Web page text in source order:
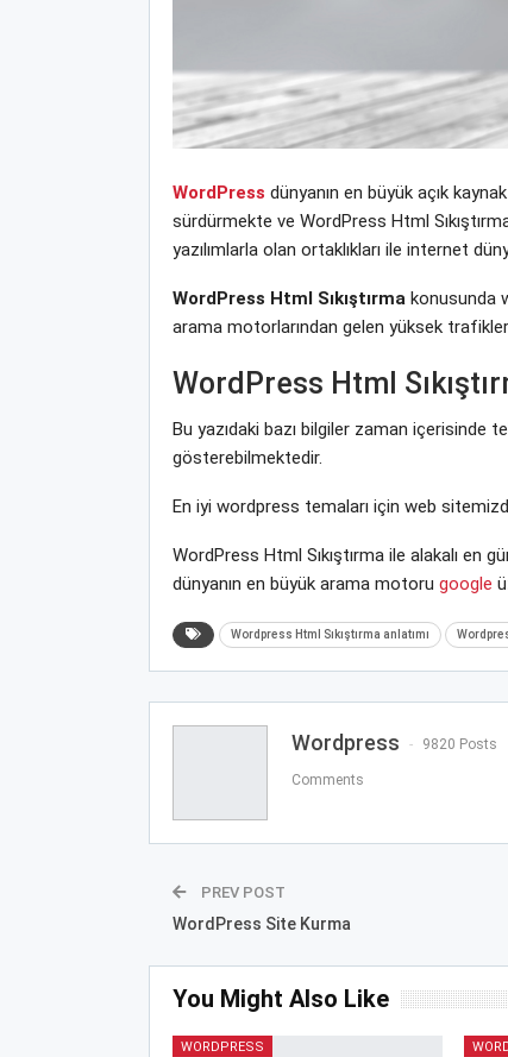
WordPress dünyanın en büyük açık
sürdürmekte ve WordPress Html
yazılımlarla olan ortaklıkları ile internet
WordPress Html Sıkıştırmakonusunda
arama motorlarından gelen yüksek
WordPress Html
Bu yazıdaki bazı bilgiler zaman içerisinde
gösterebilmektedir.
En iyi wordpress temaları için web
WordPress Html Sıkıştırma ile alakalı en
dünyanın en büyük arama motoru google
Wordpress Html Sıkıştırma anlatımı
Wordpress 9820 Posts
Comments
PREV POST
WordPress Site Kurma
You Might Also Like
WORDPRESS